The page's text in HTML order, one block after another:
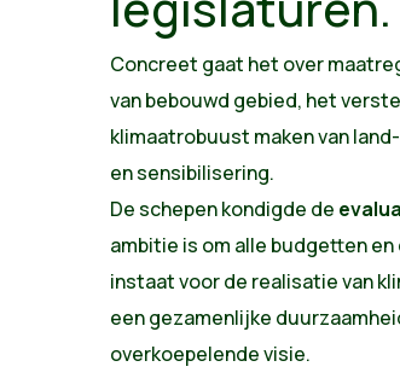
Concreet gaat het over
van bebouwd gebied, het
klimaatrobuust maken van
en sensibilisering.
De schepen kondigde de
ambitie is om alle budgetten
instaat voor de realisatie van
een gezamenlijke
overkoepelende visie.